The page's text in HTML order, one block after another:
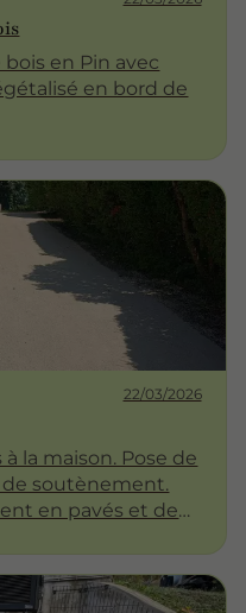
en Pin avec
en bord de
22/03/2026
la maison. Pose de
soutènement.
en pavés et de